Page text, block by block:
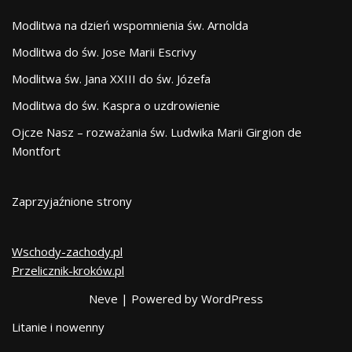
Modlitwa na dzień wspomnienia św. Arnolda
Modlitwa do św. Jose Marii Escrivy
Modlitwa św. Jana XXIII do św. Józefa
Modlitwa do św. Kaspra o uzdrowienie
Ojcze Nasz – rozważania św. Ludwika Marii Girgion de
Montfort
Zaprzyjaźnione strony
Wschody-zachody.pl
Przelicznik-kroków.pl
Neve | Powered by WordPress
Litanie i nowenny